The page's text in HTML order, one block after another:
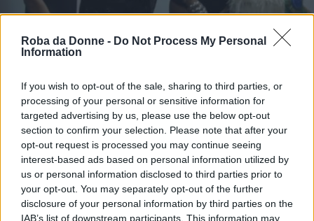
Roba da Donne - Do Not Process My Personal
Information
If you wish to opt-out of the sale, sharing to third parties, or
processing of your personal or sensitive information for
targeted advertising by us, please use the below opt-out
section to confirm your selection. Please note that after your
opt-out request is processed you may continue seeing
interest-based ads based on personal information utilized by
us or personal information disclosed to third parties prior to
your opt-out. You may separately opt-out of the further
disclosure of your personal information by third parties on the
IAB’s list of downstream participants. This information may